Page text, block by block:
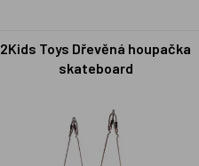
2Kids Toys Dřevěná houpačka
skateboard